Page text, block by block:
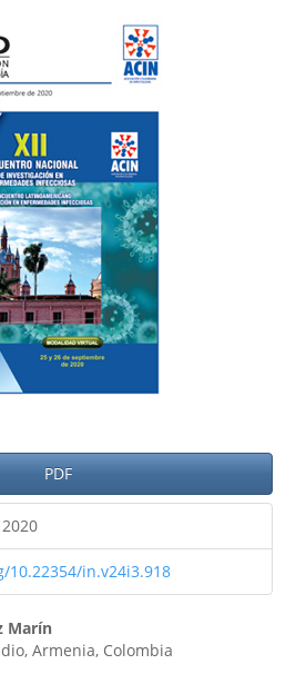
PDF
in.v24i3.918
Marín
Armenia, Colombia